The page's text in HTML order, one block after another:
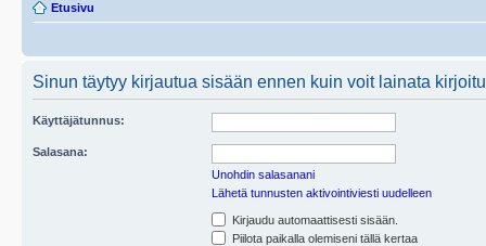
Etusivu
Sinun täytyy kirjautua sisään ennen kuin voit lainata
Käyttäjätunnus:
Salasana:
Unohdin salasanani
Lähetä tunnusten aktivointiviesti uudelleen
Kirjaudu automaattisesti sisään.
Piilota paikalla olemiseni tällä kertaa